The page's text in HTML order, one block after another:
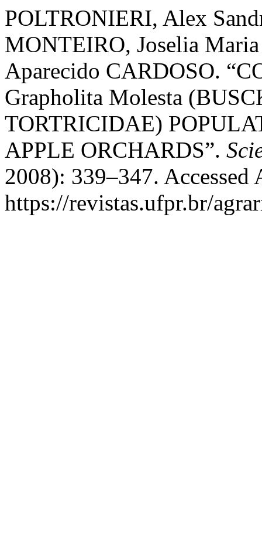
POLTRONIERI, Alex
MONTEIRO, Joselia
Aparecido CARDOSO.
Grapholita Molesta
TORTRICIDAE)
APPLE ORCHARDS”.
2008): 339–347. Accessed
https://revistas.ufpr.br/